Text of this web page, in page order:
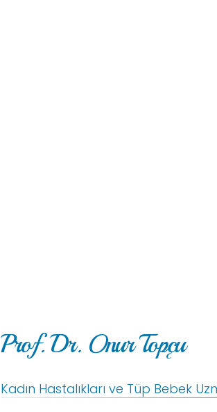
Prof. Dr. Onur Topçu
Kadın Hastalıkları ve Tüp Bebek